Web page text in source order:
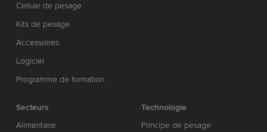
Cellule de pesage
Kits de pesage
Accessoires
Logiciel
Programme de formation
Secteurs
Alimentaire
Technologie
Principe de pesage